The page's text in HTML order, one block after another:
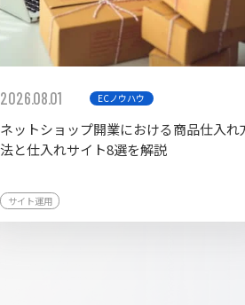
2026.08.01 ECノウハウ
ネットショップ開業における商品仕入れ
法と仕入れサイト8選を解説
サイト運用